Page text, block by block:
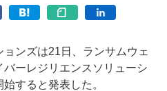
ンズは21日、ランサムウェ
ーレジリエンスソリューシ
すると発表した。